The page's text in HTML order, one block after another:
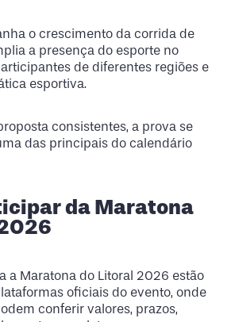
o crescimento da corrida de
a presença do esporte no
de diferentes regiões e
esportiva.
consistentes, a prova se
das principais do calendário
da Maratona
a Maratona do Litoral 2026 estão
oficiais do evento, onde
conferir valores, prazos,